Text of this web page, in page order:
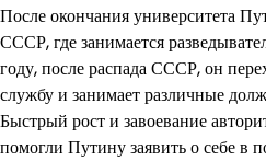
После окончания университета
СССР, где занимается
году, после распада СССР, он
службу и занимает различные
Быстрый рост и завоевание
помогли Путину заявить о себе в